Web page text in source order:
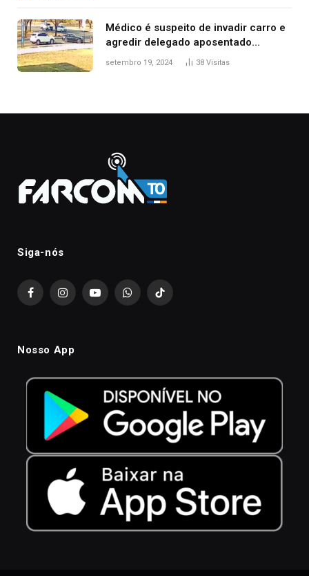
Médico é suspeito de invadir carro e
agredir delegado aposentado
durante confusão no trânsito
setembro 19, 2024 38 Visitas
Siga-nós
FacebookInstagramYouTubeWhatsAppTikTok
Nosso App